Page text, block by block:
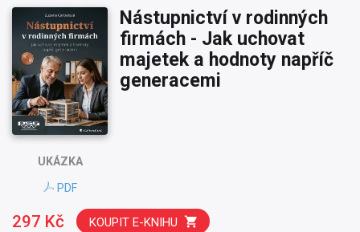
UKÁZKA
PDF
Nástupnictví v rodinných
firmách - Jak uchovat
majetek a hodnoty napříč
generacemi
297 Kč KOUPIT E-KNIHU